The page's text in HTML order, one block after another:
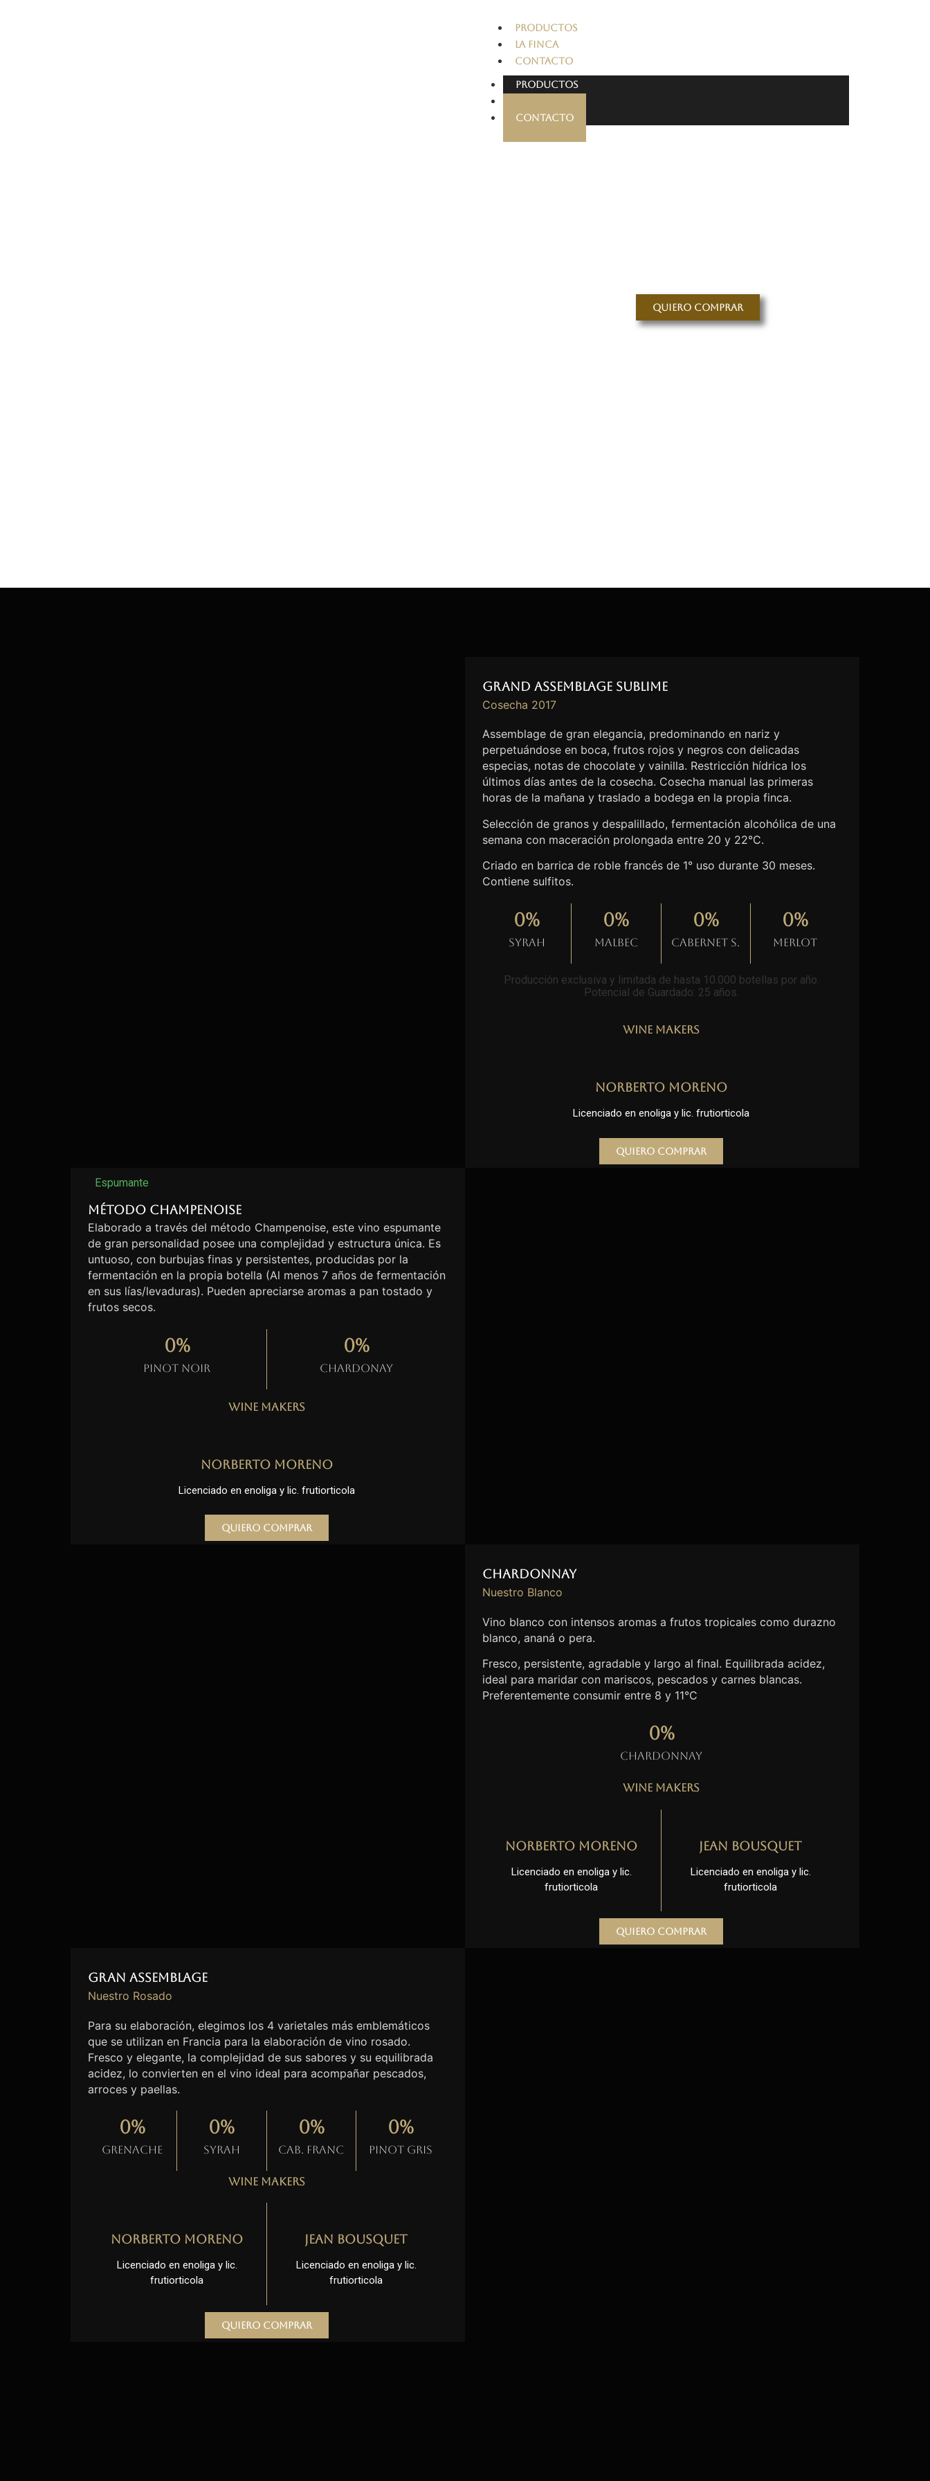
PRODUCTOS
LA FINCA
CONTACTO
PRODUCTOS
CONTACTO
Quiero comprar
Grand Assemblage Sublime
Cosecha 2017
Assemblage de gran elegancia, predominando en nariz y
perpetuándose en boca, frutos rojos y negros con delicadas
especias, notas de chocolate y vainilla. Restricción hídrica los
últimos días antes de la cosecha. Cosecha manual las primeras
horas de la mañana y traslado a bodega en la propia finca.
Selección de granos y despalillado, fermentación alcohólica de una
semana con maceración prolongada entre 20 y 22°C.
Criado en barrica de roble francés de 1° uso durante 30 meses.
Contiene sulfitos.
Syrah
0%
Malbec
0%
Cabernet S.
0%
Merlot
0%
Producción exclusiva y limitada de hasta 10.000 botellas por año.
Potencial de Guardado: 25 años
Wine Makers
Norberto Moreno
Licenciado en enoliga y lic. frutiorticola
Quiero comprar
Espumante
Método Champenoise
Elaborado a través del método Champenoise, este vino espumante
de gran personalidad posee una complejidad y estructura única. Es
untuoso, con burbujas finas y persistentes, producidas por la
fermentación en la propia botella (Al menos 7 años de fermentación
en sus lías/levaduras). Pueden apreciarse aromas a pan tostado y
frutos secos.
Pinot Noir
0%
Chardonay
0%
Wine Makers
Norberto Moreno
Licenciado en enoliga y lic. frutiorticola
Quiero comprar
Chardonnay
Nuestro Blanco
Vino blanco con intensos aromas a frutos tropicales como durazno
blanco, ananá o pera.
Fresco, persistente, agradable y largo al final. Equilibrada acidez,
ideal para maridar con mariscos, pescados y carnes blancas.
Preferentemente consumir entre 8 y 11°C
Chardonnay
0%
Wine Makers
Norberto Moreno
Licenciado en enoliga y lic.
frutiorticola
Jean Bousquet
Licenciado en enoliga y lic.
frutiorticola
Quiero comprar
Gran Assemblage
Nuestro Rosado
Para su elaboración, elegimos los 4 varietales más emblemáticos
que se utilizan en Francia para la elaboración de vino rosado.
Fresco y elegante, la complejidad de sus sabores y su equilibrada
acidez, lo convierten en el vino ideal para acompañar pescados,
arroces y paellas.
Grenache
0%
Syrah
0%
Cab. Franc
0%
Pinot gris
0%
Wine Makers
Norberto Moreno
Licenciado en enoliga y lic.
frutiorticola
Jean Bousquet
Licenciado en enoliga y lic.
frutiorticola
Quiero comprar